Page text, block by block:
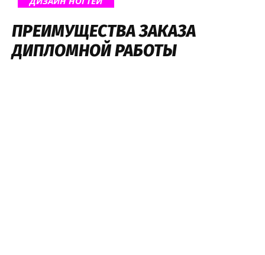
ПРЕИМУЩЕСТВА ЗАКАЗА
ДИПЛОМНОЙ РАБОТЫ